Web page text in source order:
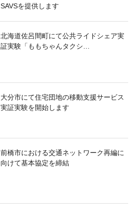
SAVSを提供します
北海道佐呂間町にて公共ライドシェア実
証実験「ももちゃんタクシ…
大分市にて住宅団地の移動支援サービス
実証実験を開始します
前橋市における交通ネットワーク再編に
向けて基本協定を締結